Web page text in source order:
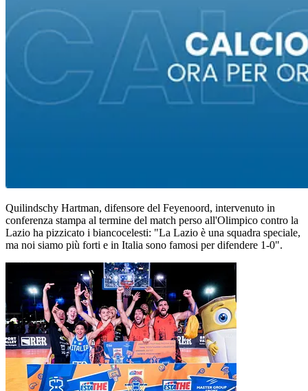
Quilindschy Hartman, difensore del Feyenoord, intervenuto in
conferenza stampa al termine del match perso all'Olimpico contro la
Lazio ha pizzicato i biancocelesti: "La Lazio è una squadra speciale,
ma noi siamo più forti e in Italia sono famosi per difendere 1-0".